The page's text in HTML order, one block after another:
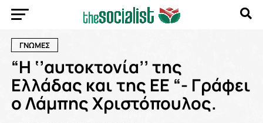
ΓΝΩΜΕΣ
“Η ‘’αυτοκτονία’’ της
Ελλάδας και της ΕΕ “- Γράφει
ο Λάμπης Χριστόπουλος.